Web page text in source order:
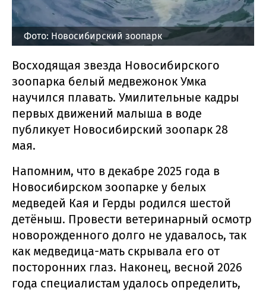
Фото: Новосибирский зоопарк
Восходящая звезда Новосибирского
зоопарка белый медвежонок Умка
научился плавать. Умилительные кадры
первых движений малыша в воде
публикует Новосибирский зоопарк 28
мая.
Напомним, что в декабре 2025 года в
Новосибирском зоопарке у белых
медведей Кая и Герды родился шестой
детёныш. Провести ветеринарный осмотр
новорожденного долго не удавалось, так
как медведица-мать скрывала его от
посторонних глаз. Наконец, весной 2026
года специалистам удалось определить,